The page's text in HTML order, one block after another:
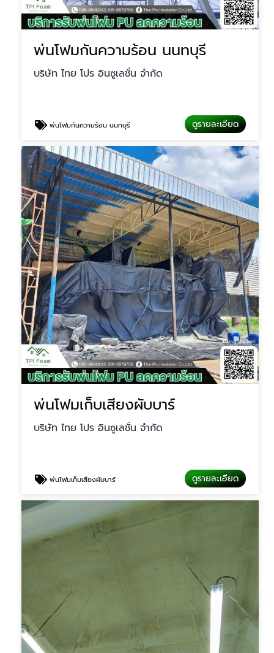
พ่นโฟมกันความร้อน นนทบุรี
บริษัท ไทย โปร อินซูเลชั่น จำกัด
พ่นโฟมกันความร้อน นนทบุรี ดูรายละเอียด
พ่นโฟมเก็บเสียงผับบาร์
บริษัท ไทย โปร อินซูเลชั่น จำกัด
พ่นโฟมเก็บเสียงผับบาร์ ดูรายละเอียด